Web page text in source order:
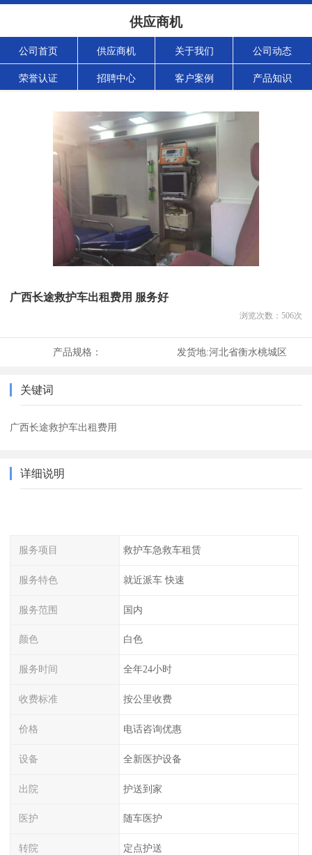
供应商机
公司首页 供应商机 关于我们 公司动态
荣誉认证 招聘中心 客户案例 产品知识
广西长途救护车出租费用 服务好
浏览次数： 506次
产品规格： 发货地:河北省衡水桃城区
关键词
广西长途救护车出租费用
详细说明
服务项目 救护车急救车租赁
服务特色 就近派车 快速
服务范围 国内
颜色 白色
服务时间 全年24小时
收费标准 按公里收费
价格 电话咨询优惠
设备 全新医护设备
出院 护送到家
医护 随车医护
转院 定点护送